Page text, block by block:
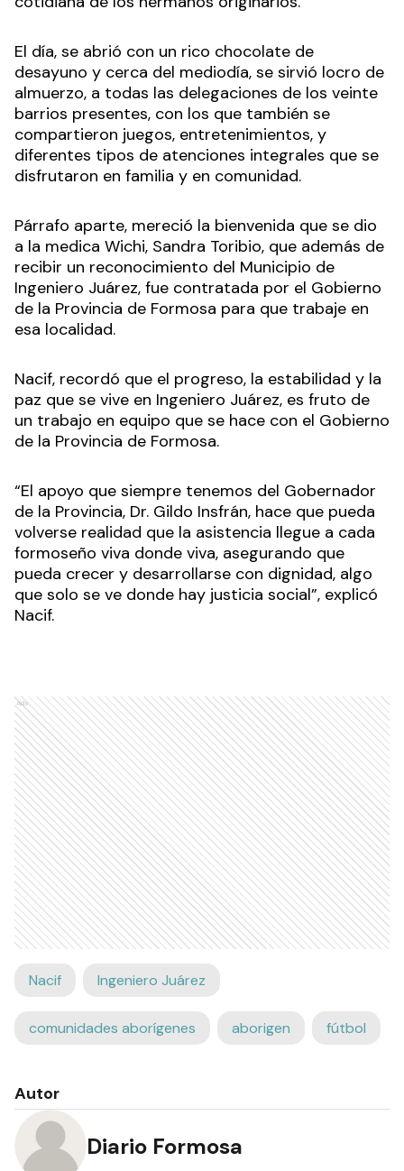
El día, se abrió con un rico chocolate de
desayuno y cerca del mediodía, se sirvió locro de
almuerzo, a todas las delegaciones de los veinte
barrios presentes, con los que también se
compartieron juegos, entretenimientos, y
diferentes tipos de atenciones integrales que se
disfrutaron en familia y en comunidad.
Párrafo aparte, mereció la bienvenida que se dio
a la medica Wichi, Sandra Toribio, que además de
recibir un reconocimiento del Municipio de
Ingeniero Juárez, fue contratada por el Gobierno
de la Provincia de Formosa para que trabaje en
esa localidad.
Nacif, recordó que el progreso, la estabilidad y la
paz que se vive en Ingeniero Juárez, es fruto de
un trabajo en equipo que se hace con el Gobierno
de la Provincia de Formosa.
“El apoyo que siempre tenemos del Gobernador
de la Provincia, Dr. Gildo Insfrán, hace que pueda
volverse realidad que la asistencia llegue a cada
formoseño viva donde viva, asegurando que
pueda crecer y desarrollarse con dignidad, algo
que solo se ve donde hay justicia social”, explicó
Nacif.
Ads
Nacif Ingeniero Juárez
comunidades aborígenes aborigen fútbol
Autor
Diario Formosa